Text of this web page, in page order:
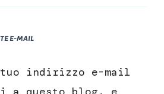
e-mail
indirizzo e-mail